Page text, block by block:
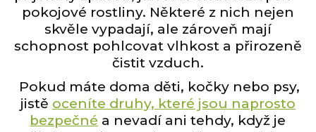
pokojové rostliny. Některé z nich nejen
skvěle vypadají, ale zároveň mají
schopnost pohlcovat vlhkost a přirozeně
čistit vzduch.
Pokud máte doma děti, kočky nebo psy,
jistě oceníte druhy, které jsou naprosto
bezpečné a nevadí ani tehdy, když je